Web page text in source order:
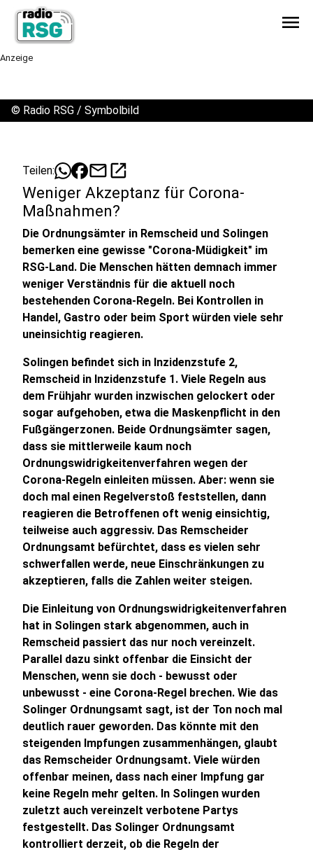
menu
Anzeige
© Radio RSG / Symbolbild
Teilen: mailopen_in_new
Weniger Akzeptanz für Corona-
Maßnahmen?
Die Ordnungsämter in Remscheid und Solingen
bemerken eine gewisse "Corona-Müdigkeit" im
RSG-Land. Die Menschen hätten demnach immer
weniger Verständnis für die aktuell noch
bestehenden Corona-Regeln. Bei Kontrollen in
Handel, Gastro oder beim Sport würden viele sehr
uneinsichtig reagieren.
Solingen befindet sich in Inzidenzstufe 2,
Remscheid in Inzidenzstufe 1. Viele Regeln aus
dem Frühjahr wurden inzwischen gelockert oder
sogar aufgehoben, etwa die Maskenpflicht in den
Fußgängerzonen. Beide Ordnungsämter sagen,
dass sie mittlerweile kaum noch
Ordnungswidrigkeitenverfahren wegen der
Corona-Regeln einleiten müssen. Aber: wenn sie
doch mal einen Regelverstoß feststellen, dann
reagieren die Betroffenen oft wenig einsichtig,
teilweise auch aggressiv. Das Remscheider
Ordnungsamt befürchtet, dass es vielen sehr
schwerfallen werde, neue Einschränkungen zu
akzeptieren, falls die Zahlen weiter steigen.
Die Einleitung von Ordnungswidrigkeitenverfahren
hat in Solingen stark abgenommen, auch in
Remscheid passiert das nur noch vereinzelt.
Parallel dazu sinkt offenbar die Einsicht der
Menschen, wenn sie doch - bewusst oder
unbewusst - eine Corona-Regel brechen. Wie das
Solinger Ordnungsamt sagt, ist der Ton noch mal
deutlich rauer geworden. Das könnte mit den
steigenden Impfungen zusammenhängen, glaubt
das Remscheider Ordnungsamt. Viele würden
offenbar meinen, dass nach einer Impfung gar
keine Regeln mehr gelten. In Solingen wurden
zuletzt auch vereinzelt verbotene Partys
festgestellt. Das Solinger Ordnungsamt
kontrolliert derzeit, ob die Regeln der